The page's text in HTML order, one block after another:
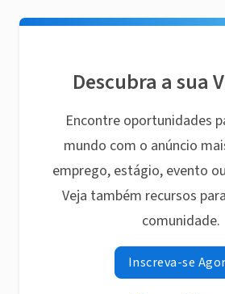
Descubra a sua
Encontre oportunidades
mundo com o anúncio
emprego, estágio, evento
Veja também recursos
comunidade.
Inscreva-se